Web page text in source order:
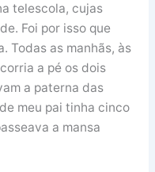
telescola, cujas
Foi por isso que
Todas as manhãs, às
a pé os dois
a paterna das
meu pai tinha cinco
a mansa